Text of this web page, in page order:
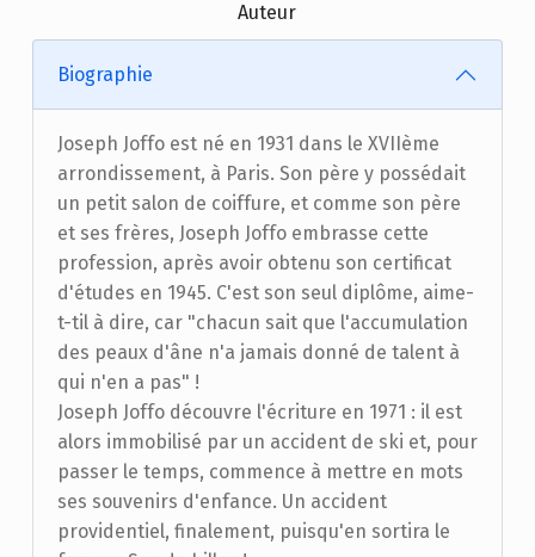
Auteur
Biographie
Joseph Joffo est né en 1931 dans le XVIIème
arrondissement, à Paris. Son père y possédait
un petit salon de coiffure, et comme son père
et ses frères, Joseph Joffo embrasse cette
profession, après avoir obtenu son certificat
d'études en 1945. C'est son seul diplôme, aime-
t-til à dire, car "chacun sait que l'accumulation
des peaux d'âne n'a jamais donné de talent à
qui n'en a pas" !
Joseph Joffo découvre l'écriture en 1971 : il est
alors immobilisé par un accident de ski et, pour
passer le temps, commence à mettre en mots
ses souvenirs d'enfance. Un accident
providentiel, finalement, puisqu'en sortira le